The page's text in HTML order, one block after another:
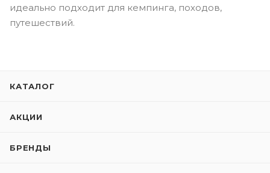
идеально подходит для кемпинга, походов,
путешествий.
КАТАЛОГ
АКЦИИ
БРЕНДЫ